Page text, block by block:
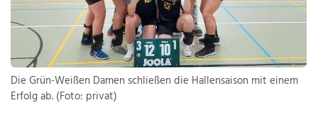
Die Grün-Weißen Damen schließen die Hallensaison mit einem
Erfolg ab. (Foto: privat)